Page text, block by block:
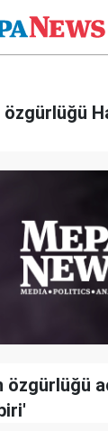
özgürlüğü